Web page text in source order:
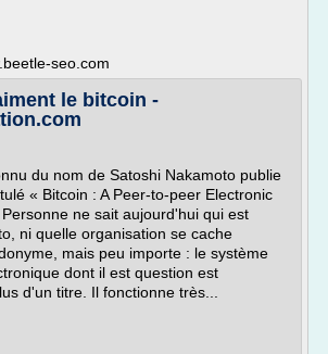
seo.com
le bitcoin -
du nom de Satoshi Nakamoto publie
« Bitcoin : A Peer-to-peer Electronic
ne sait aujourd'hui qui est
ni quelle organisation se cache
mais peu importe : le système
dont il est question est
d'un titre. Il fonctionne très...